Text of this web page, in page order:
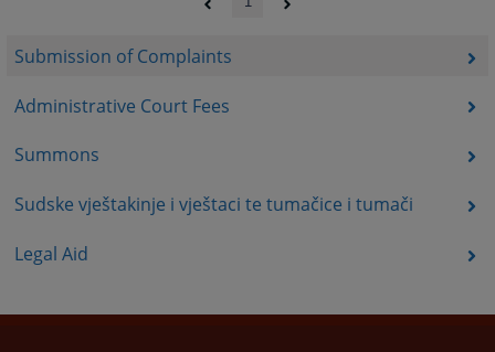
Submission of Complaints
Administrative Court Fees
Summons
Sudske vještakinje i vještaci te tumačice i tumači
Legal Aid